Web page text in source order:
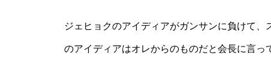
ジェヒョクのアイディアがガンサンに負けて
のアイディアはオレからのものだと会長に言っ